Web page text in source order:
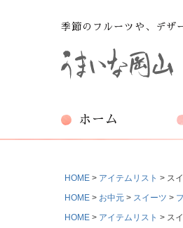
季節のフルーツや、デザ
ホーム
HOME アイテムリスト ス
HOME
お中元 スイーツ
HOME
アイテムリスト ス